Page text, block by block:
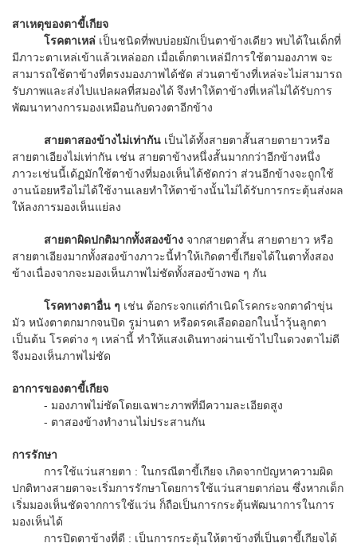
สาเหตุของตาขี้เกียจ
โรคตาเหล่ เป็นชนิดที่พบบ่อยมักเป็นตาข้างเดียว พบได้ในเด็กที่
มีภาวะตาเหล่เข้าแล้วเหล่ออก เมื่อเด็กตาเหล่มีการใช้ตามองภาพ จะ
สามารถใช้ตาข้างที่ตรงมองภาพได้ชัด ส่วนตาข้างที่เหล่จะไม่สามารถ
รับภาพและส่งไปแปลผลที่สมองได้ จึงทำให้ตาข้างที่เหล่ไม่ได้รับการ
พัฒนาทางการมองเหมือนกับดวงตาอีกข้าง
สายตาสองข้างไม่เท่ากัน เป็นได้ทั้งสายตาสั้นสายตายาวหรือ
สายตาเอียงไม่เท่ากัน เช่น สายตาข้างหนึ่งสั้นมากกว่าอีกข้างหนึ่ง
ภาวะเช่นนี้เด้ฏมักใช้ตาข้างที่มองเห็นได้ชัดกว่า ส่วนอีกข้างจะถูกใช้
งานน้อยหรือไม่ได้ใช้งานเลยทำให้ตาข้างนั้นไม่ได้รับการกระตุ้นส่งผล
ให้ลงการมองเห็นแย่ลง
สายตาผิดปกติมากทั้งสองข้าง จากสายตาสั้น สายตายาว หรือ
สายตาเอียงมากทั้งสองข้างภาวะนี้ทำให้เกิดตาขี้เกียจได้ในตาทั้งสอง
ข้างเนื่องจากจะมองเห็นภาพไม่ชัดทั้งสองข้างพอ ๆ กัน
โรคทางตาอื่น ๆ เช่น ต้อกระจกแต่กำเนิดโรคกระจกตาดำขุ่น
มัว หนังตาตกมากจนปิด รูม่านตา หรือดรคเลือดออกในน้ำวุ้นลูกตา
เป็นต้น โรคต่าง ๆ เหล่านี้ ทำให้แสงเดินทางผ่านเข้าไปในดวงตาไม่ดี
จึงมองเห็นภาพไม่ชัด
อาการของตาขี้เกียจ
- มองภาพไม่ชัดโดยเฉพาะภาพที่มีความละเอียดสูง
- ตาสองข้างทำงานไม่ประสานกัน
การรักษา
การใช้แว่นสายตา : ในกรณีตาขี้เกียจ เกิดจากปัญหาความผิด
ปกติทางสายตาจะเริ่มการรักษาโดยการใช้แว่นสายตาก่อน ซึ่งหากเด็ก
เริ่มมองเห็นชัดจากการใช้แว่น ก็ถือเป็นการกระตุ้นพัฒนาการในการ
มองเห็นได้
การปิดตาข้างที่ดี : เป็นการกระตุ้นให้ตาข้างที่เป็นตาขี้เกียจได้